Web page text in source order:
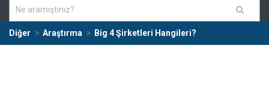
Diğer Araştırma Big 4 Şirketleri Hangileri?